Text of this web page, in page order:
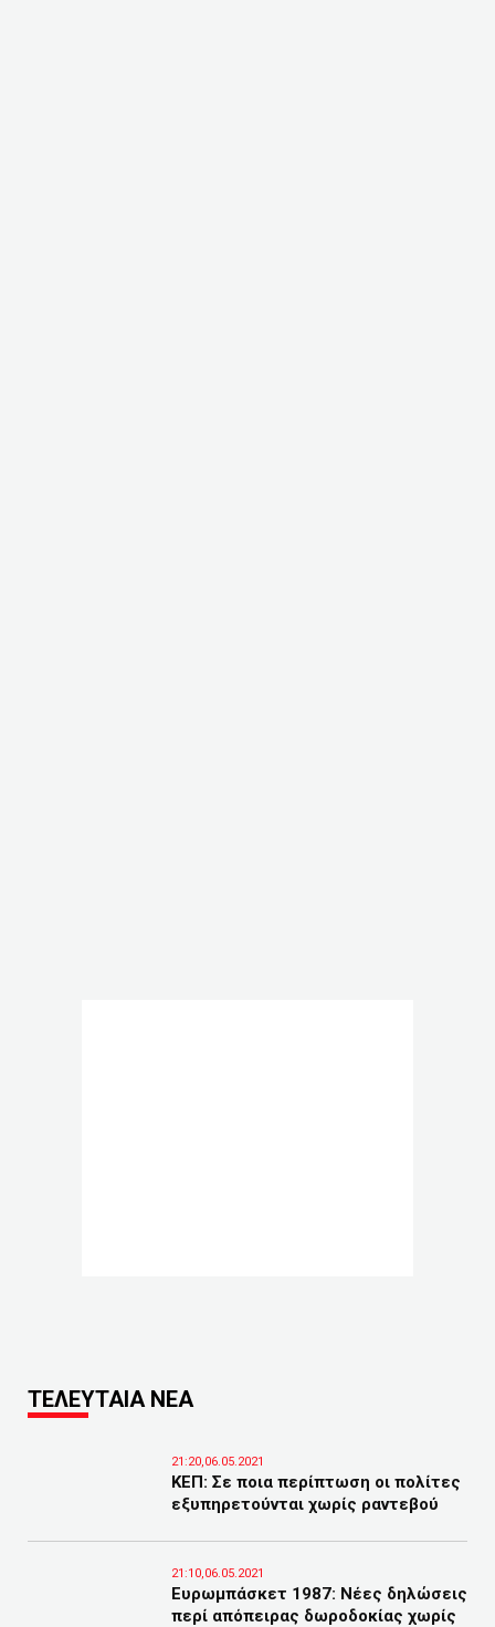
ΤΕΛΕΥΤΑΙΑ ΝΕΑ
21:20,06.05.2021
ΚΕΠ: Σε ποια περίπτωση οι πολίτες
εξυπηρετούνται χωρίς ραντεβού
21:10,06.05.2021
Ευρωμπάσκετ 1987: Νέες δηλώσεις
περί απόπειρας δωροδοκίας χωρίς